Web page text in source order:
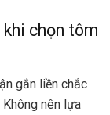
chọn tôm
gắn liền chắc
nên lựa